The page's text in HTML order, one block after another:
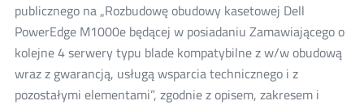
publicznego na „Rozbudowę obudowy kasetowej Dell
PowerEdge M1000e będącej w posiadaniu Zamawiającego o
kolejne 4 serwery typu blade kompatybilne z w/w obudową
wraz z gwarancją, usługą wsparcia technicznego i z
pozostałymi elementami”, zgodnie z opisem, zakresem i